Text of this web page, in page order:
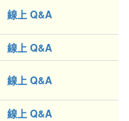
線上 Q&A
線上 Q&A
線上 Q&A
線上 Q&A